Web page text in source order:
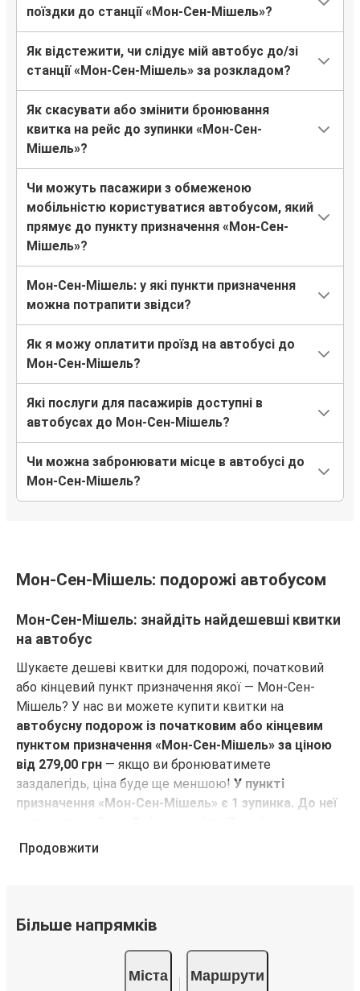
поїздки до станції «Мон-Сен-Мішель»?
Як відстежити, чи слідує мій автобус до/зі
станції «Мон-Сен-Мішель» за розкладом?
Як скасувати або змінити бронювання
квитка на рейс до зупинки «Мон-Сен-
Мішель»?
Чи можуть пасажири з обмеженою
мобільністю користуватися автобусом, який
прямує до пункту призначення «Мон-Сен-
Мішель»?
Мон-Сен-Мішель: у які пункти призначення
можна потрапити звідси?
Як я можу оплатити проїзд на автобусі до
Мон-Сен-Мішель?
Які послуги для пасажирів доступні в
автобусах до Мон-Сен-Мішель?
Чи можна забронювати місце в автобусі до
Мон-Сен-Мішель?
Мон-Сен-Мішель: подорожі автобусом
Мон-Сен-Мішель: знайдіть найдешевші квитки
на автобус
Шукаєте дешеві квитки для подорожі, початковий
або кінцевий пункт призначення якої — Мон-Сен-
Мішель? У нас ви можете купити квитки на
автобусну подорож із початковим або кінцевим
пунктом призначення «Мон-Сен-Мішель» за ціною
від 279,00 грн — якщо ви бронюватимете
заздалегідь, ціна буде ще меншою! У пункті
призначення «Мон-Сен-Мішель» є 1 зупинка. До неї
мережі FlixBus
FlixBus пропонує своїм пасажирам недорогі
комфортні подорожі. Вирушаючи в подорож з
кінцевим або початковим пунктом призначення
Продовжити
Більше напрямків
Міста Маршрути